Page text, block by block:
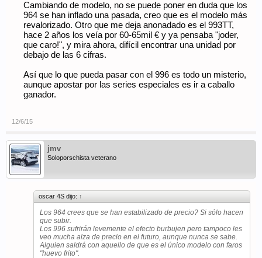
Cambiando de modelo, no se puede poner en duda que los
964 se han inflado una pasada, creo que es el modelo más
revalorizado. Otro que me deja anonadado es el 993TT,
hace 2 años los veía por 60-65mil € y ya pensaba "joder,
que caro!", y mira ahora, difícil encontrar una unidad por
debajo de las 6 cifras.
Así que lo que pueda pasar con el 996 es todo un misterio,
aunque apostar por las series especiales es ir a caballo
ganador.
12/6/15
jmv
Soloporschista veterano
oscar 4S dijo: ↑
Los 964 crees que se han estabilizado de precio? Si sólo hacen
que subir.
Los 996 sufrirán levemente el efecto burbujen pero tampoco les
veo mucha alza de precio en el futuro, aunque nunca se sabe.
Alguien saldrá con aquello de que es el único modelo con faros
"huevo frito".